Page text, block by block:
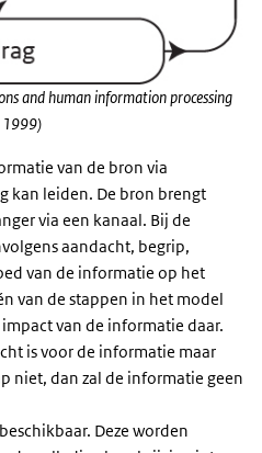
and human information processing
1999)
van de bron via
kan leiden. De bron brengt
via een kanaal. Bij de
aandacht, begrip,
van de informatie op het
van de stappen in het model
van de informatie daar.
is voor de informatie maar
niet, dan zal de informatie geen
Deze worden